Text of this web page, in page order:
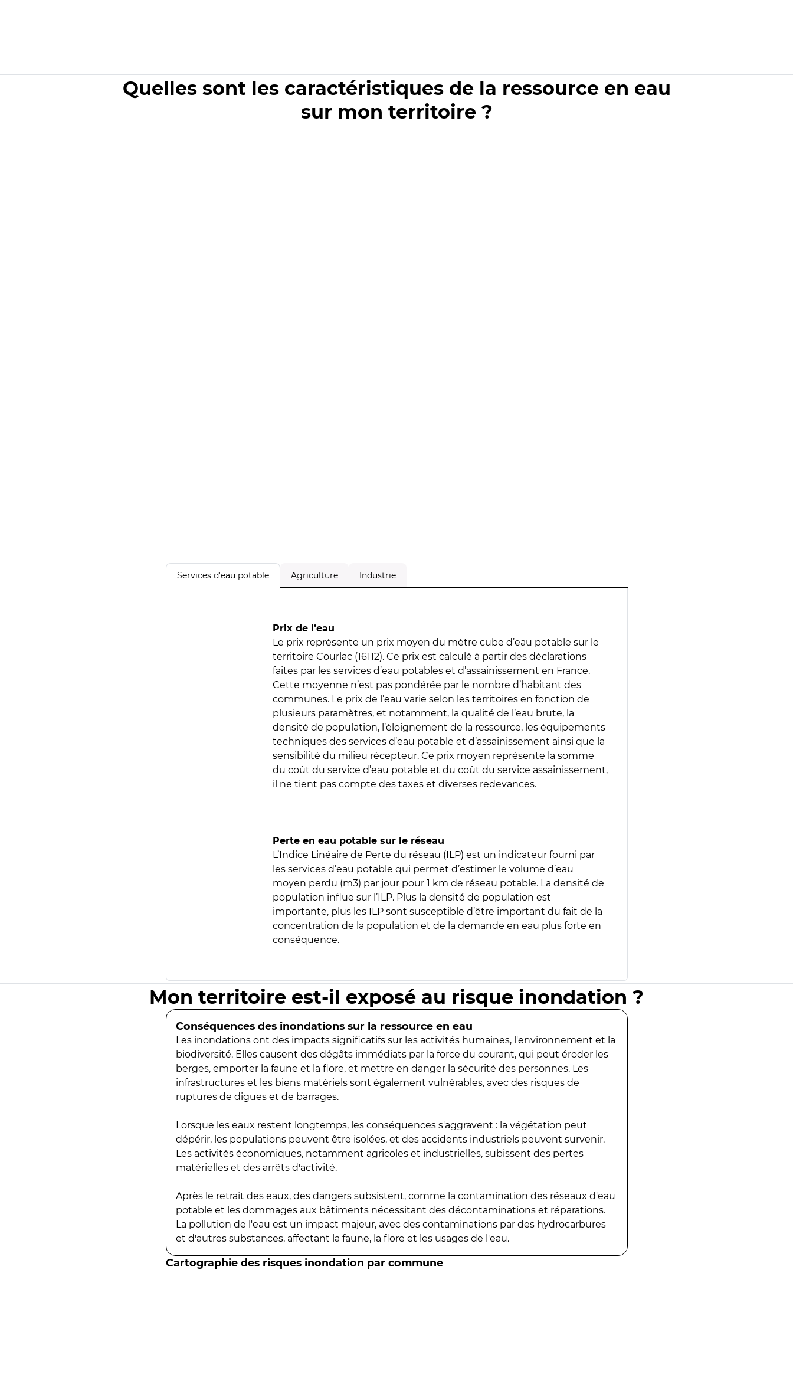
Quelles sont les caractéristiques de la ressource en eau
sur mon territoire ?
Services d'eau potable Agriculture Industrie
Prix de l’eau
Le prix représente un prix moyen du mètre cube d’eau potable sur le
territoire Courlac (16112). Ce prix est calculé à partir des déclarations
faites par les services d’eau potables et d’assainissement en France.
Cette moyenne n’est pas pondérée par le nombre d’habitant des
communes. Le prix de l’eau varie selon les territoires en fonction de
plusieurs paramètres, et notamment, la qualité de l’eau brute, la
densité de population, l’éloignement de la ressource, les équipements
techniques des services d’eau potable et d’assainissement ainsi que la
sensibilité du milieu récepteur. Ce prix moyen représente la somme
du coût du service d’eau potable et du coût du service assainissement,
il ne tient pas compte des taxes et diverses redevances.
Perte en eau potable sur le réseau
L’Indice Linéaire de Perte du réseau (ILP) est un indicateur fourni par
les services d’eau potable qui permet d’estimer le volume d’eau
moyen perdu (m3) par jour pour 1 km de réseau potable. La densité de
population influe sur l’ILP. Plus la densité de population est
importante, plus les ILP sont susceptible d’être important du fait de la
concentration de la population et de la demande en eau plus forte en
conséquence.
Mon territoire est-il exposé au risque inondation ?
Conséquences des inondations sur la ressource en eau
Les inondations ont des impacts significatifs sur les activités humaines, l'environnement et la
biodiversité. Elles causent des dégâts immédiats par la force du courant, qui peut éroder les
berges, emporter la faune et la flore, et mettre en danger la sécurité des personnes. Les
infrastructures et les biens matériels sont également vulnérables, avec des risques de
ruptures de digues et de barrages.
Lorsque les eaux restent longtemps, les conséquences s'aggravent : la végétation peut
dépérir, les populations peuvent être isolées, et des accidents industriels peuvent survenir.
Les activités économiques, notamment agricoles et industrielles, subissent des pertes
matérielles et des arrêts d'activité.
Après le retrait des eaux, des dangers subsistent, comme la contamination des réseaux d'eau
potable et les dommages aux bâtiments nécessitant des décontaminations et réparations.
La pollution de l'eau est un impact majeur, avec des contaminations par des hydrocarbures
et d'autres substances, affectant la faune, la flore et les usages de l'eau.
Cartographie des risques inondation par commune